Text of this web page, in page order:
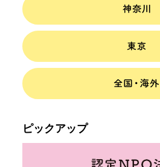
ピックアップ